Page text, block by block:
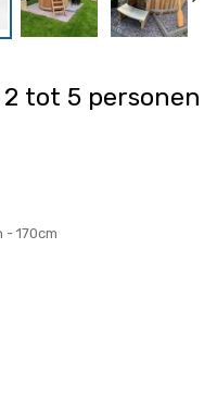
tot 5 personen
170cm